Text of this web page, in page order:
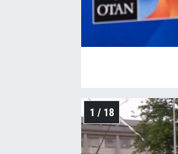
1 / 18